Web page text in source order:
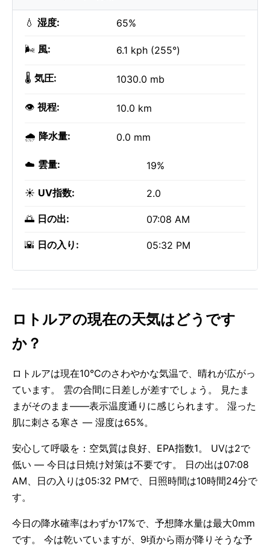
💧 湿度: 65%
🌬️ 風: 6.1 kph (255°)
🌡️ 気圧: 1030.0 mb
👁️ 視程: 10.0 km
🌧️ 降水量: 0.0 mm
☁️ 雲量: 19%
☀️ UV指数: 2.0
🌅 日の出: 07:08 AM
🌇 日の入り: 05:32 PM
ロトルアの現在の天気はどうです
か？
ロトルアは現在10°Cのさわやかな気温で、晴れが広がっ
ています。 雲の合間に日差しが差すでしょう。 見たま
まがそのまま——表示温度通りに感じられます。 湿った
肌に刺さる寒さ — 湿度は65%。
安心して呼吸を：空気質は良好、EPA指数1。 UVは2で
低い — 今日は日焼け対策は不要です。 日の出は07:08
AM、日の入りは05:32 PMで、日照時間は10時間24分で
す。
今日の降水確率はわずか17%で、予想降水量は最大0mm
です。 今は乾いていますが、9頃から雨が降りそうな予